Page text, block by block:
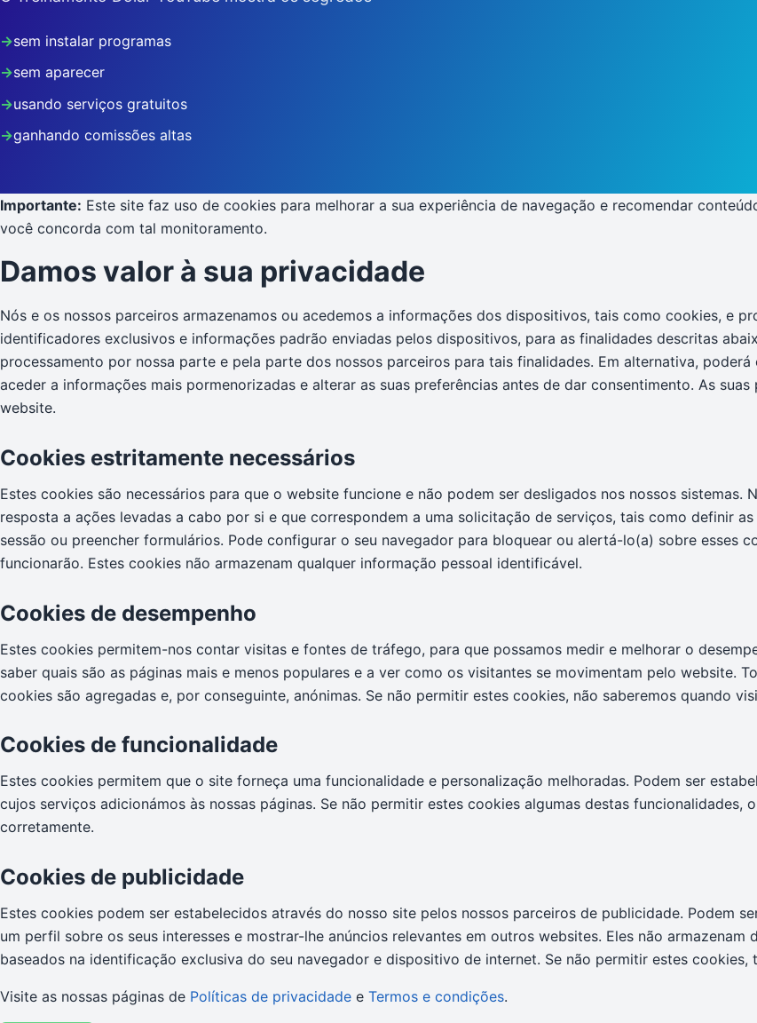
sem instalar programas
sem aparecer
usando serviços gratuitos
ganhando comissões altas
Importante: Este site faz uso de cookies para melhorar a sua experiência de navegação e recomendar
você concorda com tal monitoramento.
Damos valor à sua privacidade
Nós e os nossos parceiros armazenamos ou acedemos a informações dos dispositivos, tais como cookies, e
identificadores exclusivos e informações padrão enviadas pelos dispositivos, para as finalidades descritas
processamento por nossa parte e pela parte dos nossos parceiros para tais finalidades. Em alternativa,
aceder a informações mais pormenorizadas e alterar as suas preferências antes de dar consentimento. As
website.
Cookies estritamente necessários
Estes cookies são necessários para que o website funcione e não podem ser desligados nos nossos sistemas.
resposta a ações levadas a cabo por si e que correspondem a uma solicitação de serviços, tais como definir
sessão ou preencher formulários. Pode configurar o seu navegador para bloquear ou alertá-lo(a) sobre esses
funcionarão. Estes cookies não armazenam qualquer informação pessoal identificável.
Cookies de desempenho
Estes cookies permitem-nos contar visitas e fontes de tráfego, para que possamos medir e melhorar o
saber quais são as páginas mais e menos populares e a ver como os visitantes se movimentam pelo website.
cookies são agregadas e, por conseguinte, anónimas. Se não permitir estes cookies, não saberemos quando
Cookies de funcionalidade
Estes cookies permitem que o site forneça uma funcionalidade e personalização melhoradas. Podem ser
cujos serviços adicionámos às nossas páginas. Se não permitir estes cookies algumas destas funcionalidades,
corretamente.
Cookies de publicidade
Estes cookies podem ser estabelecidos através do nosso site pelos nossos parceiros de publicidade. Podem
um perfil sobre os seus interesses e mostrar-lhe anúncios relevantes em outros websites. Eles não armazenam
baseados na identificação exclusiva do seu navegador e dispositivo de internet. Se não permitir estes cookies,
Visite as nossas páginas de Políticas de privacidade e Termos e condições.